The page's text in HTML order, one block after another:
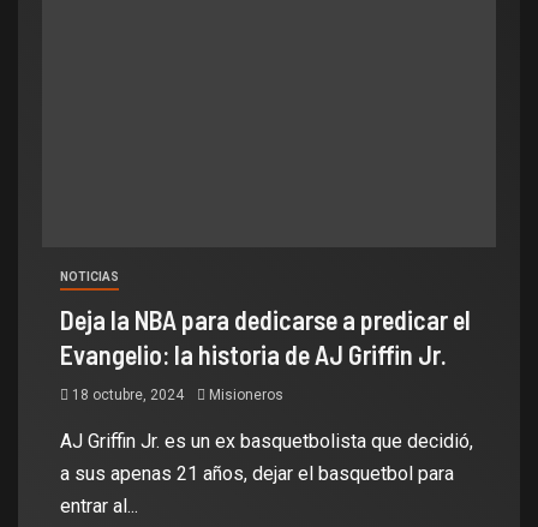
NOTICIAS
Deja la NBA para dedicarse a predicar el
Evangelio: la historia de AJ Griffin Jr.
18 octubre, 2024 Misioneros
AJ Griffin Jr. es un ex basquetbolista que decidió,
a sus apenas 21 años, dejar el basquetbol para
entrar al...